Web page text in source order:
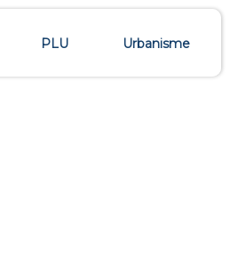
PLU Urbanisme